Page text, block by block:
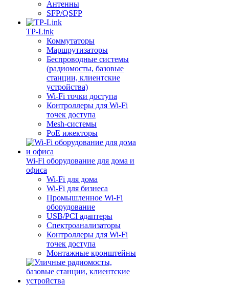
Антенны
SFP/QSFP
TP-Link
Коммутаторы
Маршрутизаторы
Беспроводные системы
(радиомосты, базовые
станции, клиентские
устройства)
Wi-Fi точки доступа
Контроллеры для Wi-Fi
точек доступа
Mesh-системы
PoE ижекторы
Wi-Fi оборудование для дома и
офиса
Wi-Fi для дома
Wi-Fi для бизнеса
Промышленное Wi-Fi
оборудование
USB/PCI адаптеры
Cпектроанализаторы
Контроллеры для Wi-Fi
точек доступа
Монтажные кронштейны